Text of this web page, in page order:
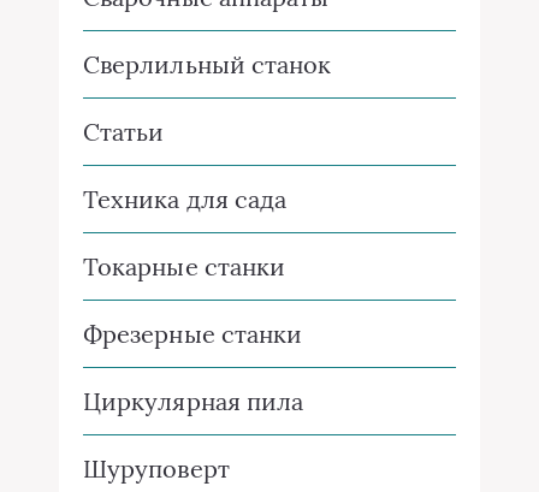
Сверлильный станок
Статьи
Техника для сада
Токарные станки
Фрезерные станки
Циркулярная пила
Шуруповерт